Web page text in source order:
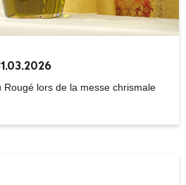
CHRISMALE – 31.03.2026
lors de la messe chrismale